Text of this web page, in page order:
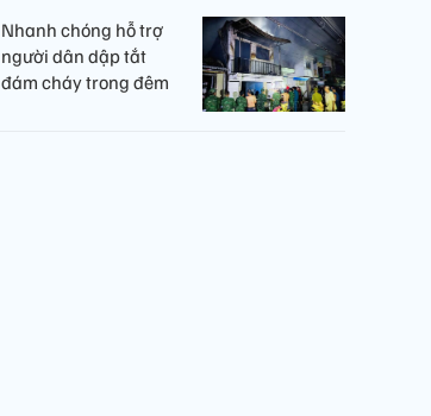
Nhanh chóng hỗ trợ
người dân dập tắt
đám cháy trong đêm